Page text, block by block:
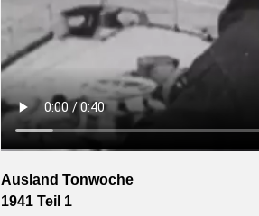
Ausland Tonwoche
1941 Teil 1